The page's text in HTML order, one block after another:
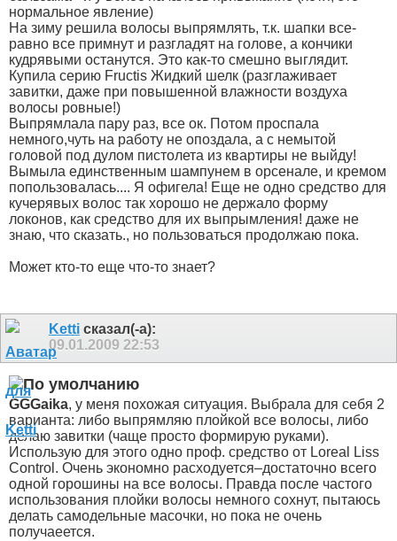
нормальное явление)
На зиму решила волосы выпрямлять, т.к. шапки все-
равно все примнут и разгладят на голове, а кончики
кудрявыми останутся. Это как-то смешно выглядит.
Купила серию Fructis Жидкий шелк (разглаживает
завитки, даже при повышенной влажности воздуха
волосы ровные!)
Выпрямлала пару раз, все ок. Потом проспала
немного,чуть на работу не опоздала, а с немытой
головой под дулом пистолета из квартиры не выйду!
Вымыла единственным шампунем в орсенале, и кремом
попользовалась.... Я офигела! Еще не одно средство для
кучерявых волос так хорошо не держало форму
локонов, как средство для их выпрымления! даже не
знаю, что сказать., но пользоваться продолжаю пока.
Может кто-то еще что-то знает?
Ketti сказал(-а):
09.01.2009 22:53
GGGaika, у меня похожая ситуация. Выбрала для себя 2
варианта: либо выпрямляю плойкой все волосы, либо
делаю завитки (чаще просто формирую руками).
Использую для этого одно проф. средство от Loreal Liss
Control. Очень экономно расходуется–достаточно всего
одной горошины на все волосы. Правда после частого
использования плойки волосы немного сохнут, пытаюсь
делать самодельные масочки, но пока не очень
получаеется.